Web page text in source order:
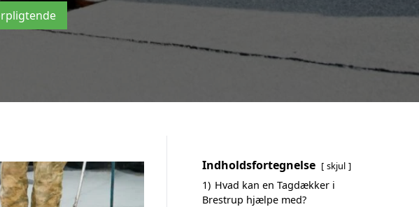
Indholdsfortegnelse skjul
1) Hvad kan en Tagdækker i
Brestrup hjælpe med?